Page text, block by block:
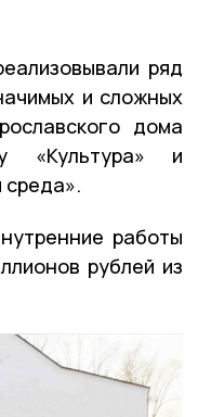
ряд
и сложных
дома
«Культура» и
среда».
работы
рублей из